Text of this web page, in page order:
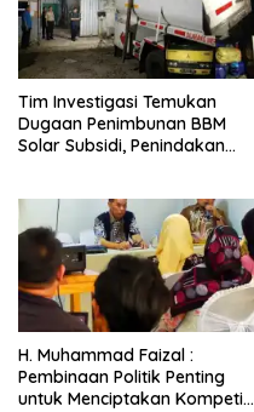
Tim Investigasi Temukan
Dugaan Penimbunan BBM
Solar Subsidi, Penindakan
H. Muhammad Faizal :
Pembinaan Politik Penting
untuk Menciptakan Kompetisi